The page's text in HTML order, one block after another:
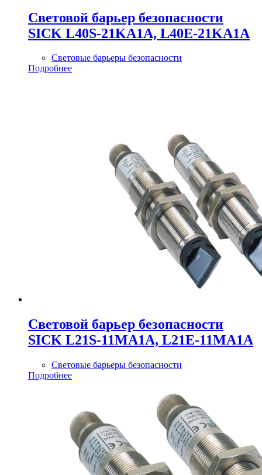
Cветовой барьер безопасности
SICK L40S-21KA1A, L40E-21KA1A
Световые барьеры безопасности
Подробнее
Cветовой барьер безопасности
SICK L21S-11MA1A, L21E-11MA1A
Световые барьеры безопасности
Подробнее